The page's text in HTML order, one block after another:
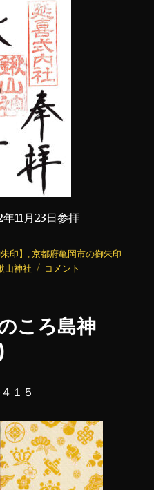
11月23日参拝
印】 ,京都府亀岡市の御朱印
山神社
鍬
に
コメント
ころ島神
１５